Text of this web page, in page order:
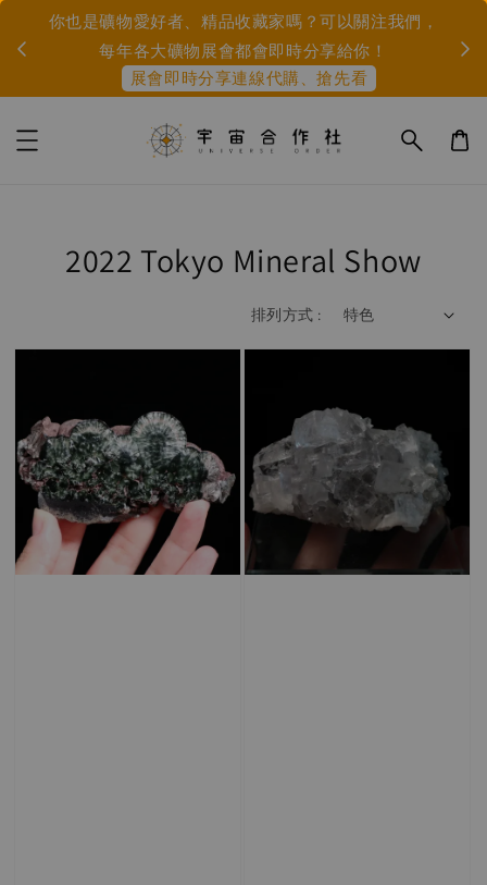
市集、展會資訊： 9/5-6 白日夢大飯店(珍珠法寶主辦
身心靈市集/由宇宙合作社提供礦物與能量服務)、
10/9-11 島礦季(福爾摩沙主辦)
2022 Tokyo Mineral Show
排列方式 :